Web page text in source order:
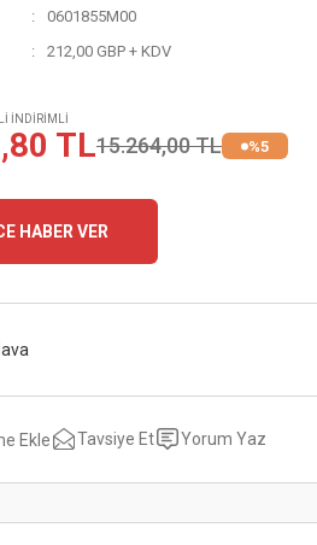
0601855M00
212,00 GBP + KDV
İNDİRİMLİ
TL15.264,00 TL %5
HABER VER
Tavsiye Et Yorum Yaz